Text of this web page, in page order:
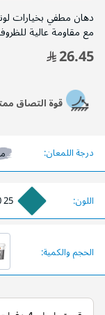
دهان مطفي بخيارات
مع مقاومة عالية
26.45
قوة التصاق
درجة اللمعان:
اللون: 25
الحجم والكمية: